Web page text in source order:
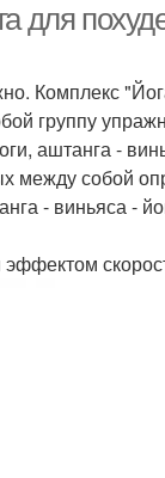
для
Комплекс
группу
аштанга -
между собой
- виньяса -